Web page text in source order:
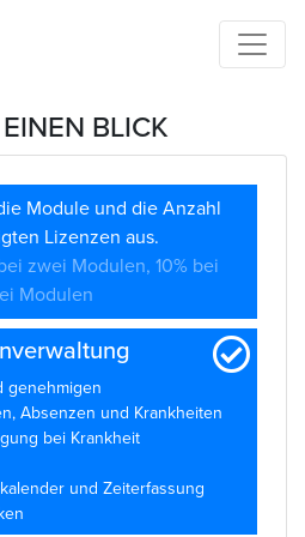
BLICK
Module und die Anzahl
Lizenzen aus.
zwei Modulen, 10% bei
Modulen
genehmigen
Absenzen und Krankheiten
bei Krankheit
und Zeiterfassung